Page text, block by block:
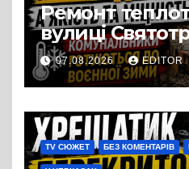
Ремонт
вулиці
затягнувся
Вулицю досі
для руху
07.08.2026 EDITOR
TV СЮЖЕТ БЕЗ КОМЕНТАРІВ